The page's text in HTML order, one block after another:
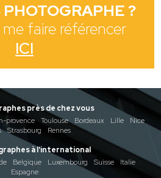
?
faire référencer
ICI
près de chez vous
provence Toulouse Bordeaux Lille
Nice
Strasbourg
Rennes
à l'international
Belgique Luxembourg Suisse
Italie
Espagne